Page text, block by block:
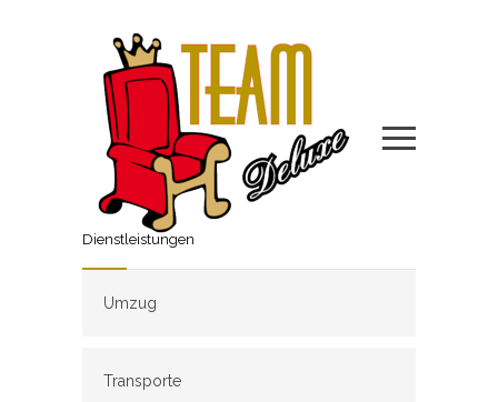
Dienstleistungen
Umzug
Transporte